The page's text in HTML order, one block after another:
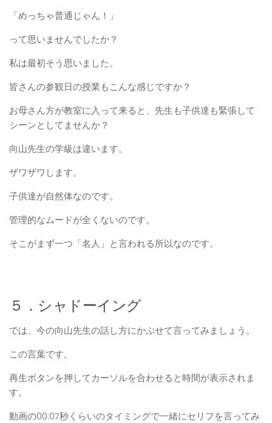
「めっちゃ普通じゃん！」
って思いませんでしたか？
私は最初そう思いました。
皆さんの参観日の授業もこんな感じですか？
お母さん方が教室に入って来ると、先生も子供達も緊張して
シーンとしてませんか？
向山先生の学級は違います。
ザワザワします。
子供達が自然体なのです。
管理的なムードが全くないのです。
そこがまず一つ「名人」と言われる所以なのです。
５．シャドーイング
では、今の向山先生の話し方にかぶせて言ってみましょう。
この言葉です。
再生ボタンを押してカーソルを合わせると時間が表示されま
す。
動画の00:07秒くらいのタイミングで一緒にセリフを言ってみ